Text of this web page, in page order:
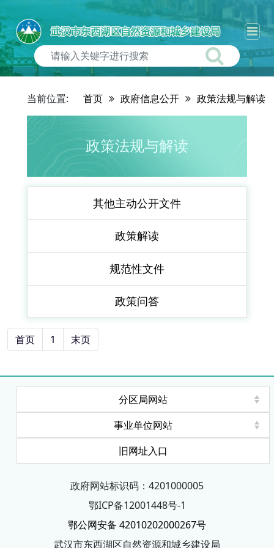
当前位置: 首页 政府信息公开 政策法规与解读
政策法规与解读
其他主动公开文件
政策解读
规范性文件
政策问答
首页 1 末页
分区局网站
事业单位网站
旧网址入口
政府网站标识码：4201000005
鄂ICP备12001448号-1
鄂公网安备 42010202000267号
武汉市东西湖区自然资源和城乡建设局